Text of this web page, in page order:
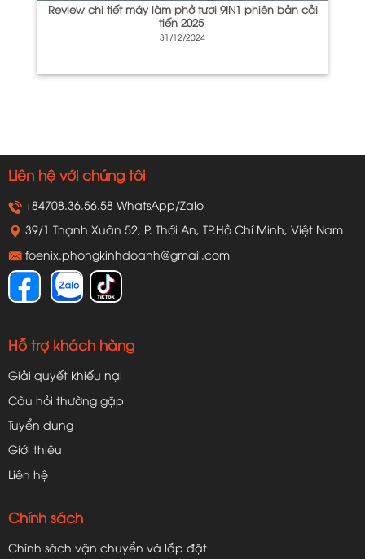
Review chi tiết máy làm phở tươi 9IN1 phiên bản cải
tiến 2025
31/12/2024
Liên hệ với chúng tôi
+84708.36.56.58 WhatsApp/Zalo
39/1 Thạnh Xuân 52, P. Thới An, TP.Hồ Chí Minh, Việt Nam
foenix.phongkinhdoanh@gmail.com
Hỗ trợ khách hàng
Giải quyết khiếu nại
Câu hỏi thường gặp
Tuyển dụng
Giới thiệu
Liên hệ
Chính sách
Chính sách vận chuyển và lắp đặt